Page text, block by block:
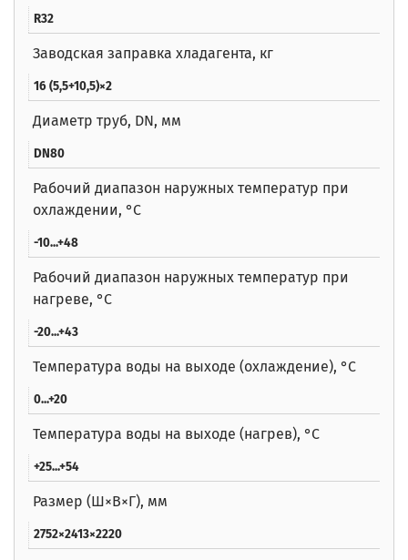
R32
Заводская заправка хладагента, кг
16 (5,5+10,5)×2
Диаметр труб, DN, мм
DN80
Рабочий диапазон наружных температур при
охлаждении, °C
-10...+48
Рабочий диапазон наружных температур при
нагреве, °C
-20...+43
Температура воды на выходе (охлаждение), °С
0...+20
Температура воды на выходе (нагрев), °С
+25...+54
Размер (Ш×В×Г), мм
2752×2413×2220